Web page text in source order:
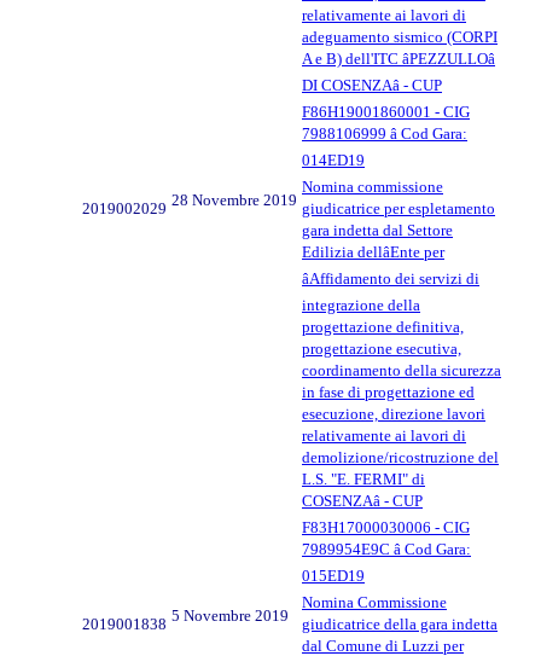
relativamente ai lavori di
adeguamento sismico (CORPI
A e B) dell'ITC âPEZZULLOâ
DI COSENZAâ - CUP
F86H19001860001 - CIG
7988106999 â Cod Gara:
014ED19
2019002029 28 Novembre 2019
Nomina commissione
giudicatrice per espletamento
gara indetta dal Settore
Edilizia dellâEnte per
âAffidamento dei servizi di
integrazione della
progettazione definitiva,
progettazione esecutiva,
coordinamento della sicurezza
in fase di progettazione ed
esecuzione, direzione lavori
relativamente ai lavori di
demolizione/ricostruzione del
L.S. "E. FERMI" di
COSENZAâ - CUP
F83H17000030006 - CIG
7989954E9C â Cod Gara:
015ED19
2019001838 5 Novembre 2019
Nomina Commissione
giudicatrice della gara indetta
dal Comune di Luzzi per